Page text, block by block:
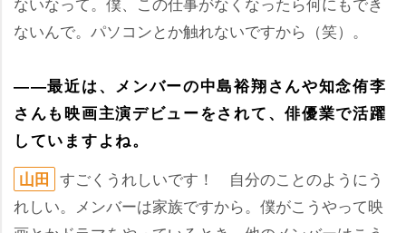
ないんで。パソコンとか触れないですから（笑）。
――最近は、メンバーの中島裕翔さんや知念侑李
さんも映画主演デビューをされて、俳優業で活躍
していますよね。
山田 すごくうれしいです！ 自分のことのようにう
れしい。メンバーは家族ですから。僕がこうやって映